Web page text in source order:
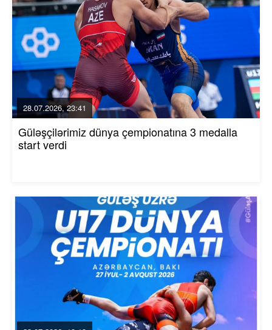
28.07.2026, 23:41
Güləşçilərimiz dünya çempionatına 3 medalla
start verdi